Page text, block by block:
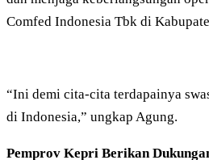
Comfed Indonesia Tbk di
“Ini demi cita-cita terdapainya
di Indonesia,” ungkap Agung.
Pemprov Kepri Berikan